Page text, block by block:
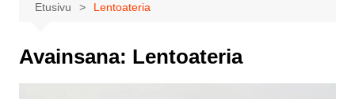
Etusivu Lentoateria
Avainsana: Lentoateria